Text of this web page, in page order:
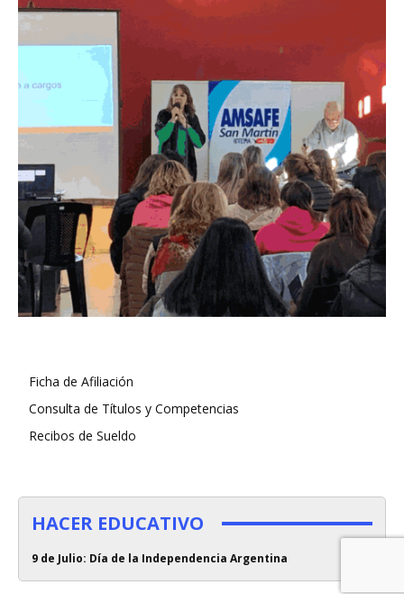
Ficha de Afiliación
Consulta de Títulos y Competencias
Recibos de Sueldo
HACER EDUCATIVO
9 de Julio: Día de la Independencia Argentina